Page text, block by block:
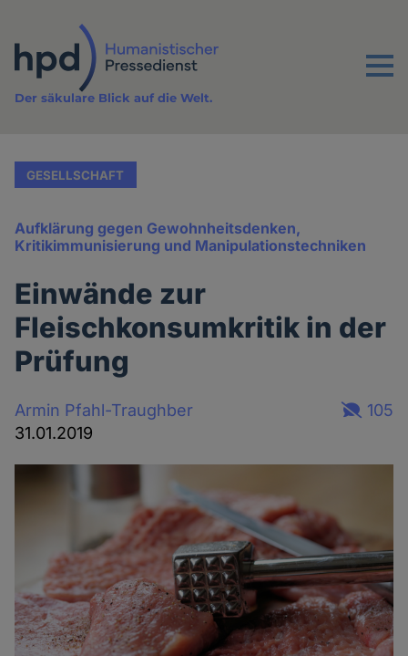
Inhalt
Menu
Der säkulare Blick auf die Welt.
GESELLSCHAFT
Aufklärung gegen Gewohnheitsdenken,
Kritikimmunisierung und Manipulationstechniken
Einwände zur
Fleischkonsumkritik in der
Prüfung
Armin Pfahl-Traughber
31.01.2019
105